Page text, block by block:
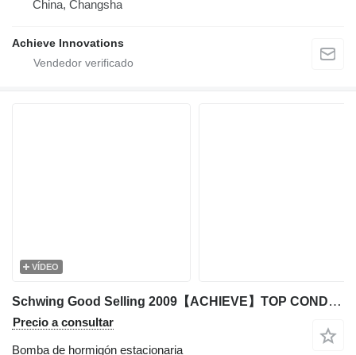
China, Changsha
Achieve Innovations
VÍDEO
Schwing Good Selling 2009【ACHIEVE】TOP CONDITION!!! SCHWING
Precio a consultar
Bomba de hormigón estacionaria